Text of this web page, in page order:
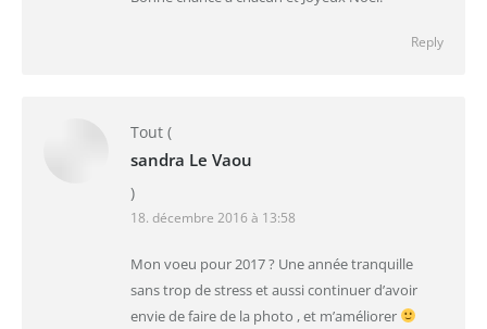
Reply
Tout (
sandra Le Vaou
)
18. décembre 2016 à 13:58
Mon voeu pour 2017 ? Une année tranquille
sans trop de stress et aussi continuer d’avoir
envie de faire de la photo , et m’améliorer